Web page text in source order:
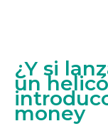
¿Y si
un
money